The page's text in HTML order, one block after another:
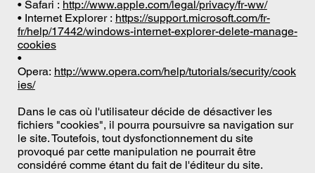
• Safari : http://www.apple.com/legal/privacy/fr-ww/
• Internet Explorer : https://support.microsoft.com/fr-
fr/help/17442/windows-internet-explorer-delete-manage-
cookies
•
Opera: http://www.opera.com/help/tutorials/security/cook
ies/
Dans le cas où l'utilisateur décide de désactiver les
fichiers "cookies", il pourra poursuivre sa navigation sur
le site. Toutefois, tout dysfonctionnement du site
provoqué par cette manipulation ne pourrait être
considéré comme étant du fait de l'éditeur du site.